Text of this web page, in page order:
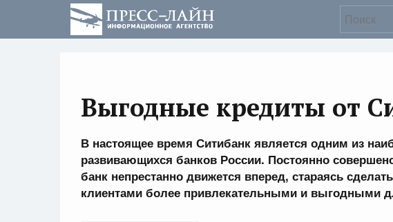
Выгодные кредиты от
В настоящее время Ситибанк является одним из
развивающихся банков России. Постоянно
банк непрестанно движется вперед, стараясь
клиентами более привлекательными и выгодными